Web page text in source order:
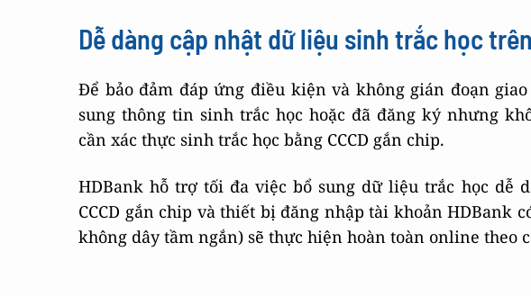
Dễ dàng cập nhật dữ liệu sinh trắc học
Để bảo đảm đáp ứng điều kiện và không gián đoạn
sung thông tin sinh trắc học hoặc đã đăng ký nhưng
cần xác thực sinh trắc học bằng CCCD gắn chip.
HDBank hỗ trợ tối đa việc bổ sung dữ liệu trắc học dễ
CCCD gắn chip và thiết bị đăng nhập tài khoản HDBank
không dây tầm ngắn) sẽ thực hiện hoàn toàn online theo